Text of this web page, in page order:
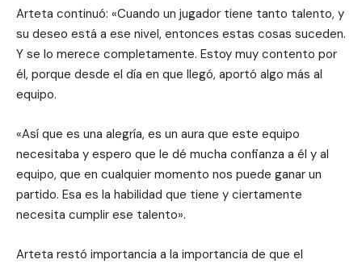
Arteta continuó: «Cuando un jugador tiene tanto talento, y
su deseo está a ese nivel, entonces estas cosas suceden.
Y se lo merece completamente. Estoy muy contento por
él, porque desde el día en que llegó, aportó algo más al
equipo.
«Así que es una alegría, es un aura que este equipo
necesitaba y espero que le dé mucha confianza a él y al
equipo, que en cualquier momento nos puede ganar un
partido. Esa es la habilidad que tiene y ciertamente
necesita cumplir ese talento».
Arteta restó importancia a la importancia de que el